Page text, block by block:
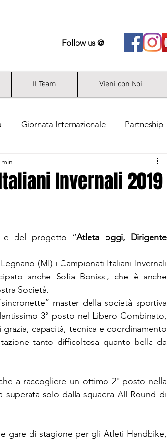
Follow us @
Il Team Vieni con Noi
Giornata Internazionale Partneship
Invernali 2019
del progetto “Atleta oggi, Dirigente
(MI) i Campionati Italiani Invernali
anche Sofia Bonissi, che è anche
Società.
master della società sportiva
3° posto nel Libero Combinato,
capacità, tecnica e coordinamento
tanto difficoltosa quanto bella da
a raccogliere un ottimo 2° posto nella
superata solo dalla squadra All Round di
gare di stagione per gli Atleti Handbike,